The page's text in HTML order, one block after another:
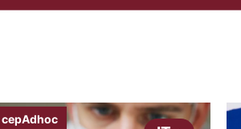
cepAdhoc